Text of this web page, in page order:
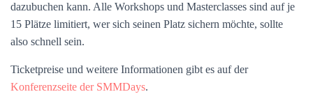
dazubuchen kann. Alle Workshops und Masterclasses sind auf je
15 Plätze limitiert, wer sich seinen Platz sichern möchte, sollte
also schnell sein.
Ticketpreise und weitere Informationen gibt es auf der
Konferenzseite der SMMDays.